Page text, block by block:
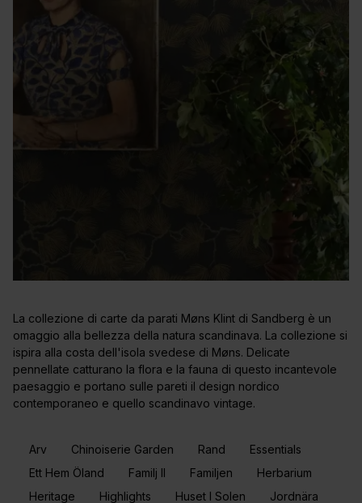
La collezione di carte da parati Møns Klint di Sandberg è un
omaggio alla bellezza della natura scandinava. La collezione si
ispira alla costa dell'isola svedese di Møns. Delicate
pennellate catturano la flora e la fauna di questo incantevole
paesaggio e portano sulle pareti il design nordico
contemporaneo e quello scandinavo vintage.
Arv Chinoiserie Garden Rand
Essentials
Ett Hem Öland
Familj II Familjen
Herbarium
Heritage
Highlights Huset I Solen
Jordnära